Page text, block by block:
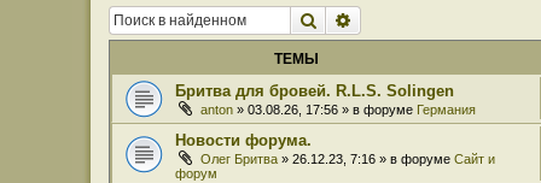
Поиск
ТЕМЫ
Бритва для бровей. R.L.S. Solingen
anton » 03.08.26, 17:56 » в форуме Германия
Новости форума.
Олег Бритва » 26.12.23, 7:16 » в форуме Сайт и
форум